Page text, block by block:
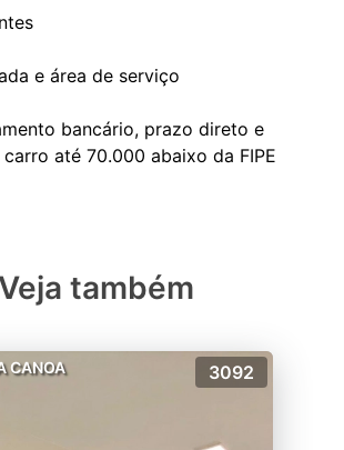
e área de serviço
bancário, prazo direto e
Veja também
CANOA 3092